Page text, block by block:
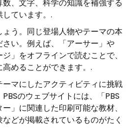
、文字、科学の知識を補強する
ています。.
う。同じ登場人物やテーマの本
さい。例えば、「アーサー」や
ジ」をオフラインで読むことで、
めることができます。.
マにしたアクティビティに挑戦
のウェブサイトには、「PBS
」に関連した印刷可能な教材、
どが掲載されているものがたく